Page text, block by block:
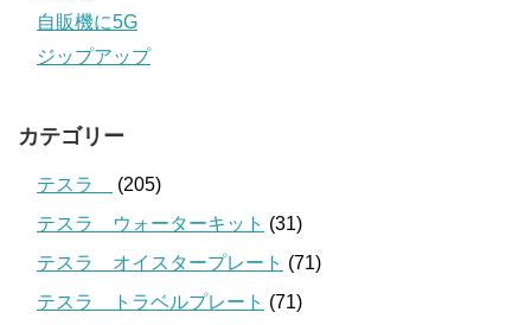
自販機に5G
ジップアップ
カテゴリー
テスラ
(205)
テスラ ウォーターキット (31)
テスラ オイスタープレート (71)
テスラ トラベルプレート (71)